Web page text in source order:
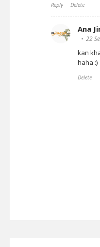
Reply Delete
Ana
22
kan
haha :)
Delete